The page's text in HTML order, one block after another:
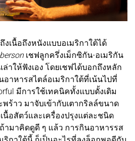
งเนื้อถึงหนังแบบอเมริกาใต้ได้
เชฟลูกครึ่งเม็กซิกัน-อเมริกัน
าให้ฟังเอง โดยเชฟได้บอกถึงหลัก
าหารสไตล์อเมริกาใต้ที่เน้นไปที่
มีการใช้เทคนิคทั้งแบบดั้งเดิม
ร้าว มาจับเข้ากับเตากริลล์ขนาด
นื้อสัตว์และเครื่องปรุงแต่ละชนิด
ามาคิดดูดี ๆ แล้ว การกินอาหารรส